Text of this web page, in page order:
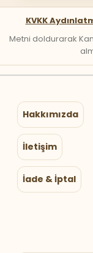
KVKK
Metni doldurarak
Hakkımızda
İletişim
İade & İptal